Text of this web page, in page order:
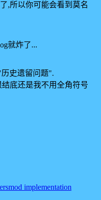
,所以你可能会看到莫名
就炸了...
史遗留问题".
底还是我不用全角符号
implementation